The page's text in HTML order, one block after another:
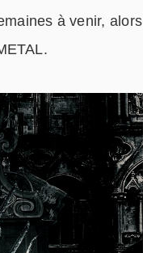
à venir, alors